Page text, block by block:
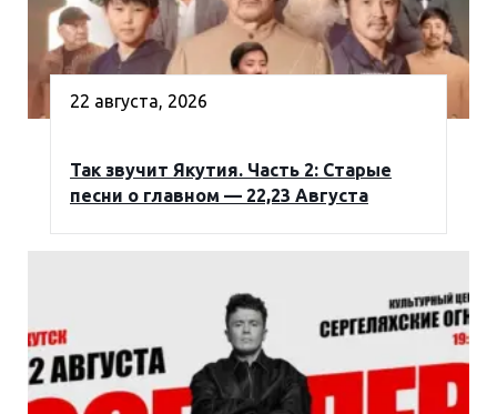
22 августа, 2026
Так звучит Якутия. Часть 2: Старые
песни о главном — 22,23 Августа